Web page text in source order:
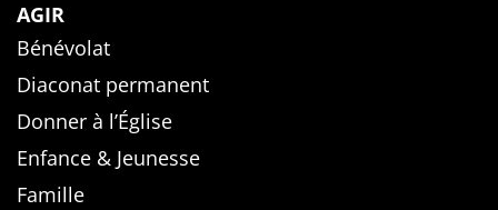
AGIR
Bénévolat
Diaconat permanent
Donner à l’Église
Enfance & Jeunesse
Famille